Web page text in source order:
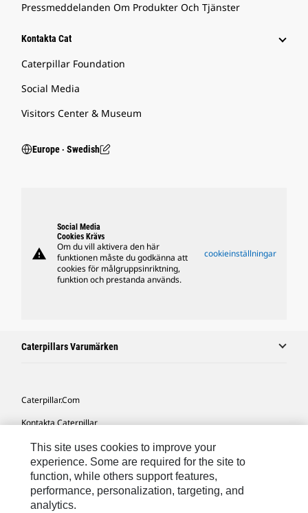
Pressmeddelanden Om Produkter Och Tjänster
Kontakta Cat
Caterpillar Foundation
Social Media
Visitors Center & Museum
Europe ‧ Swedish
warning
Social Media
Cookies Krävs
Om du vill aktivera den här
funktionen måste du godkänna att
cookies för målgruppsinriktning,
funktion och prestanda används.
cookieinställningar
Caterpillars Varumärken
Caterpillar.com
Kontakta Caterpillar
Mina Marknadsföringspreferenser
Platskarta
Cookie Settings
This site uses cookies to improve your
experience. Some are required for the site to
function, while others support features,
performance, personalization, targeting, and
analytics.